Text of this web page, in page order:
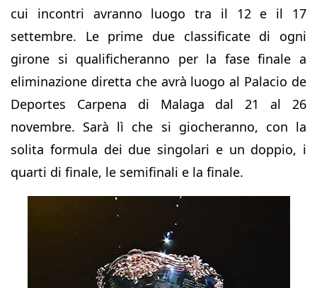
cui incontri avranno luogo tra il 12 e il 17
settembre. Le prime due classificate di ogni
girone si qualificheranno per la fase finale a
eliminazione diretta che avrà luogo al Palacio de
Deportes Carpena di Malaga dal 21 al 26
novembre. Sarà lì che si giocheranno, con la
solita formula dei due singolari e un doppio, i
quarti di finale, le semifinali e la finale.